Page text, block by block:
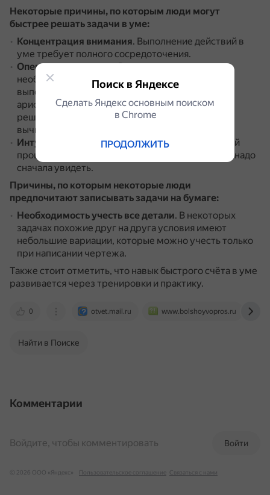
Некоторые причины, по которым люди могут
быстрее решать задачи в уме:
Концентрация внимания. Выполнение действий в
уме требует полного сосредоточения.
Оперативная память.Решая пример устно,
необходимо удерживать в голове не только
выполняемое в данный момент конкретное
арифметическое действие, но и всю структуру
решения, а также промежуточные результаты
вычислений.
Интуиция
Счёт в уме — не рутина и не линейный
процесс.
Чтобы применить удобный способ, его надо
сначала увидеть.
Причины, по которым некоторые люди
предпочитают записывать задачи на бумаге:
Необходимость учесть все детали. В некоторых
задачах похожие друг на друга условия имеют
небольшие вариации, которые можно учесть только
при написании чертежа.
Также стоит отметить, что навык быстрого счёта в уме
развивается через тренировки и практику.
0 otvet.mail.ru www.bolshoyvopros.ru
Найти в Поиске
Комментарии
Войти
Войдите, чтобы комментировать
© 2026 ООО «Яндекс» Пользовательское соглашение Связаться с нами
Поиск в Яндексе
Сделать Яндекс основным поиском
в Сhrome
ПРОДОЛЖИТЬ